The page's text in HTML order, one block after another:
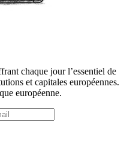
chaque jour l’essentiel de
et capitales européennes.
européenne.